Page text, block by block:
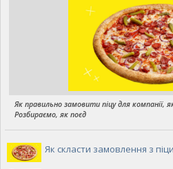
Як правильно замовити піцу для компанії,
Розбираємо, як поєд
Як скласти замовлення з